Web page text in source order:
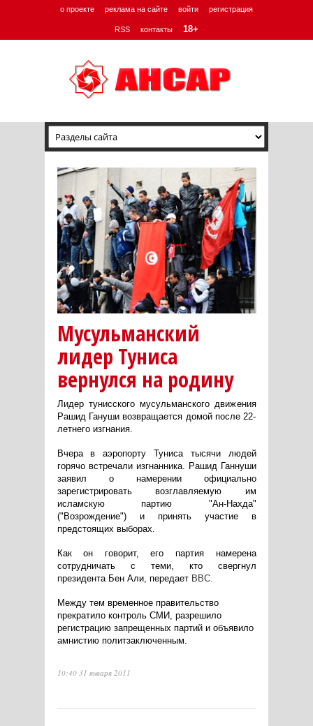
о проекте реклама на сайте войти регистрация
RSS контакты 18+
Мусульманский
лидер Туниса
вернулся на родину
Лидер тунисского мусульманского движения
Рашид Гануши возвращается домой после 22-
летнего изгнания.
Вчера в аэропорту Туниса тысячи людей
горячо встречали изгнанника. Рашид Ганнуши
заявил о намерении официально
зарегистрировать возглавляемую им
исламскую партию "Ан-Нахда"
("Возрождение") и принять участие в
предстоящих выборах.
Как он говорит, его партия намерена
сотрудничать с теми, кто свергнул
президента Бен Али, передает ВВС.
Между тем временное правительство
прекратило контроль СМИ, разрешило
регистрацию запрещенных партий и объявило
амнистию политзаключенным.
10:40 31 января 2011